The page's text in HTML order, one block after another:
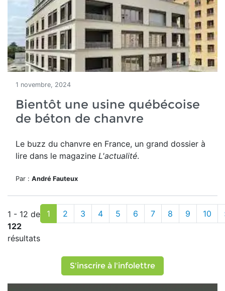
1 novembre, 2024
Bientôt une usine québécoise
de béton de chanvre
Le buzz du chanvre en France, un grand dossier à
lire dans le magazine L'actualité.
Par : André Fauteux
1 - 12 de
122
résultats
1 2 3 4 5 6 7 8 9 10
S'inscrire à l'infolettre